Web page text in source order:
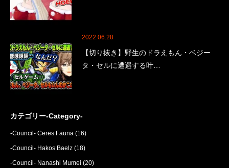
2022.06.28
【切り抜き】野生のドラえもん・ベジー
タ・セルに遭遇する叶…
カテゴリー-Category-
-Council- Ceres Fauna (16)
-Council- Hakos Baelz (18)
-Council- Nanashi Mumei (20)